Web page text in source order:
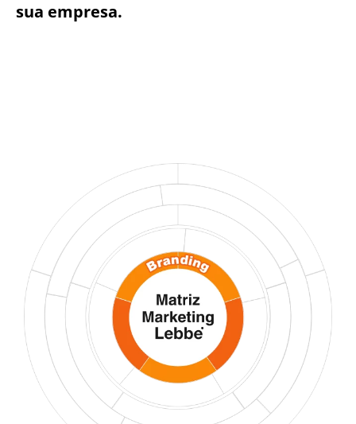
sua empresa.